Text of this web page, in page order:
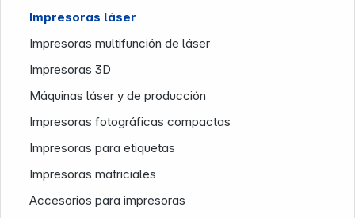
Impresoras láser
Impresoras multifunción de láser
Impresoras 3D
Máquinas láser y de producción
Impresoras fotográficas compactas
Impresoras para etiquetas
Impresoras matriciales
Accesorios para impresoras
Nuestra empresa